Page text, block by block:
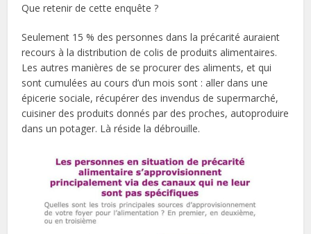
Que retenir de cette enquête ?
Seulement 15 % des personnes dans la précarité auraient
recours à la distribution de colis de produits alimentaires.
Les autres manières de se procurer des aliments, et qui
sont cumulées au cours d’un mois sont : aller dans une
épicerie sociale, récupérer des invendus de supermarché,
cuisiner des produits donnés par des proches, autoproduire
dans un potager. Là réside la débrouille.